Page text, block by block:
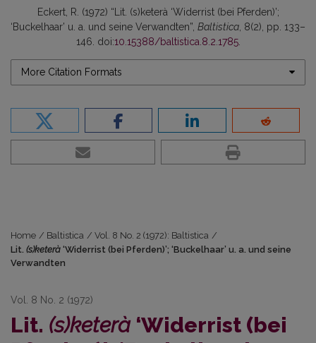
Eckert, R. (1972) “Lit. (s)keterà ‘Widerrist (bei Pferden)’;
‘Buckelhaar’ u. a. und seine Verwandten”, Baltistica , 8(2), pp. 133–
146. doi:10.15388/baltistica.8.2.1785.
More Citation Formats
Home / Baltistica / Vol. 8 No. 2 (1972): Baltistica /
Lit. (s)keterà ‘Widerrist (bei Pferden)’; ‘Buckelhaar’ u. a. und seine
Verwandten
Vol. 8 No. 2 (1972)
Lit. (s)keterà‘Widerrist (bei